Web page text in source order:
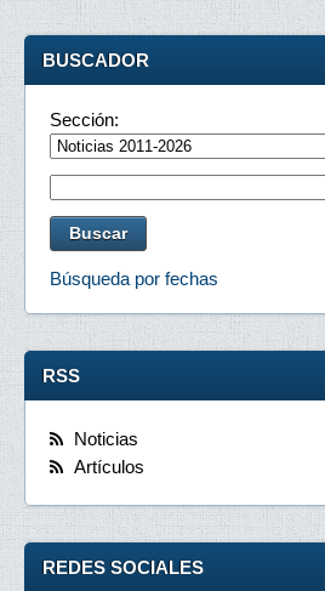
BUSCADOR
Sección:
Búsqueda por fechas
RSS
Noticias
Artículos
REDES SOCIALES